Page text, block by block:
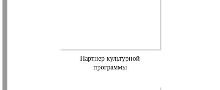
Партнер культурной
программы